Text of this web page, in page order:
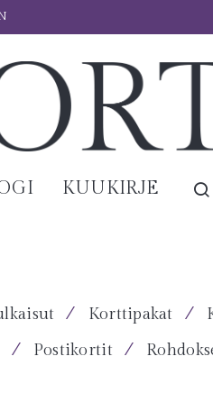
KUUKIRJE
⁄ Korttipakat ⁄
⁄ Postikortit ⁄